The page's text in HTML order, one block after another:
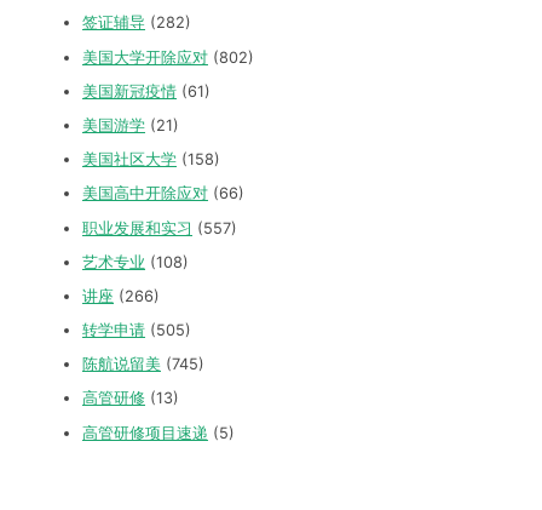
签证辅导 (282)
美国大学开除应对 (802)
美国新冠疫情 (61)
美国游学 (21)
美国社区大学 (158)
美国高中开除应对 (66)
职业发展和实习 (557)
艺术专业 (108)
讲座 (266)
转学申请 (505)
陈航说留美 (745)
高管研修 (13)
高管研修项目速递 (5)